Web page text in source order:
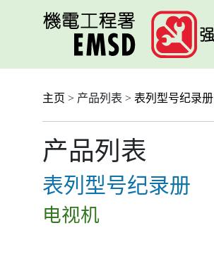
主页 > 产品列表 > 表列型号纪录册
产品列表
表列型号纪录册
电视机